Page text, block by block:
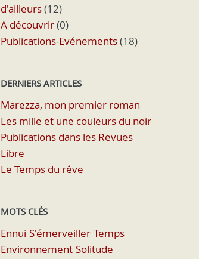
d'ailleurs(12)
A découvrir(0)
Publications-Evénements(18)
DERNIERS ARTICLES
Marezza, mon premier roman
Les mille et une couleurs du noir
Publications dans les Revues
Libre
Le Temps du rêve
MOTS CLÉS
Ennui S'émerveiller Temps
Environnement Solitude